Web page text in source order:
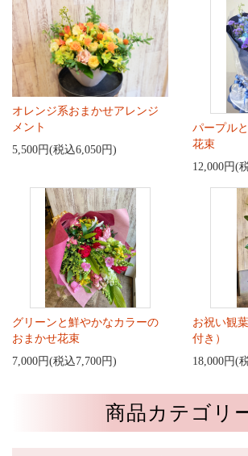
オレンジ系おまかせアレンジ
メント
5,500円(税込6,050円)
パープル
花束
12,000円(
グリーンと鮮やかなカラーの
おまかせ花束
7,000円(税込7,700円)
お祝い観
付き）
18,000円(
商品カテゴリ